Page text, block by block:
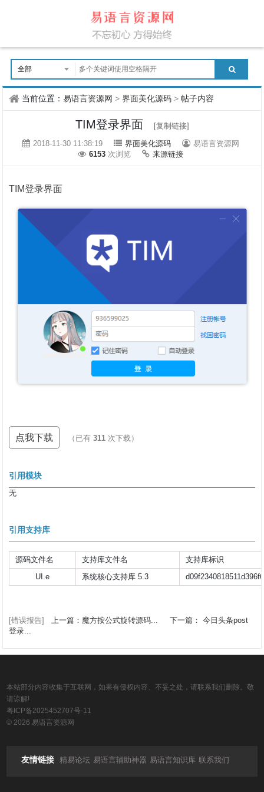
当前位置：易语言资源网 >界面美化源码 >帖子内容
TIM登录界面
[复制链接]
2018-11-30 11:38:19
界面美化源码
易语言资源网
6153 次浏览 来源链接
TIM登录界面
点我下载 （已有311 次下载）
引用模块
无
引用支持库
源码文件名 支持库文件名
支持库标识
UI.e
系统核心支持库 5.3
[错误报告] 上一篇：魔方按公式旋转源码...
下一篇： 今日头条post
登录...
本站部分内容收集于互联网，如果有侵权内容、不妥之处，请联系我们删除。敬
请谅解!
粤ICP备2025452707号-11
© 2026 易语言资源网
友情链接 精易论坛 易语言辅助神器 易语言知识库 联系我们